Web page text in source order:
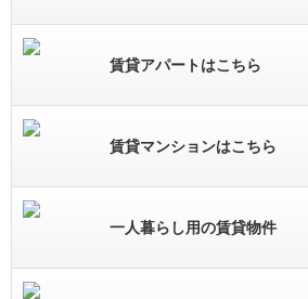
賃貸アパートはこちら
賃貸マンションはこちら
一人暮らし用の賃貸物件